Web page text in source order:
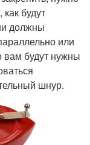
будут
должны
или
вам будут нужны
шнур.